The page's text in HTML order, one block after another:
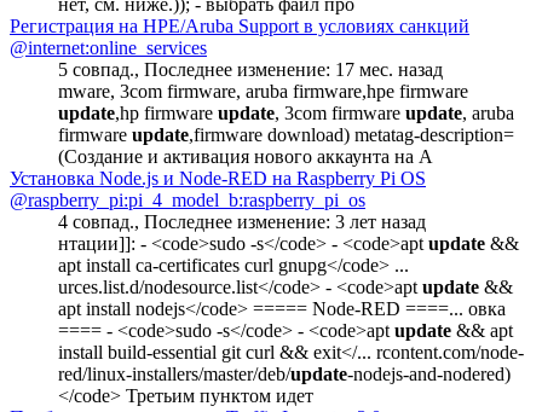
Регистрация на HPE/Aruba Support в условиях санкций
@internet:online_services
5 совпад., Последнее изменение: 17 мес. назад
mware, 3com firmware, aruba firmware,hpe firmware
update,hp firmware update, 3com firmware update, aruba
firmware update,firmware download) metatag-description=
(Создание и активация нового аккаунта на A
Установка Node.js и Node-RED на Raspberry Pi OS
@raspberry_pi:pi_4_model_b:raspberry_pi_os
4 совпад., Последнее изменение: 3 лет назад
нтации]]: - <code>sudo -s</code> - <code>apt update &&
apt install ca-certificates curl gnupg</code> ...
urces.list.d/nodesource.list</code> - <code>apt update &&
apt install nodejs</code> ===== Node-RED ====... овка
==== - <code>sudo -s</code> - <code>apt update && apt
install build-essential git curl && exit</... rcontent.com/node-
red/linux-installers/master/deb/update-nodejs-and-nodered)
</code> Третьим пунктом идет